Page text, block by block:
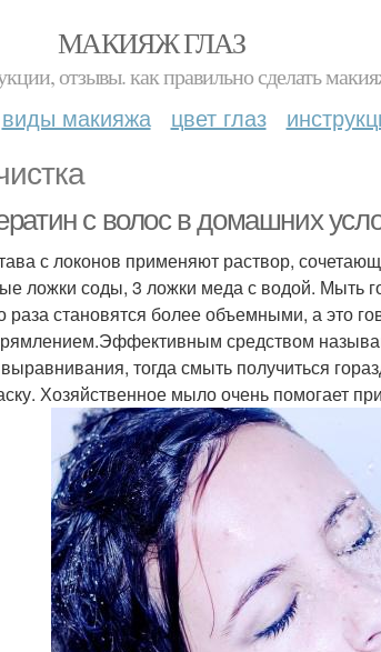
МАКИЯЖ ГЛАЗ
отзывы. как правильно сделать
виды макияжа цвет глаз
с волос в домашних
с локонов применяют раствор,
ложки соды, 3 ложки меда с водой. Мыть
раза становятся более объемными, а это
средством
тогда смыть получиться
Хозяйственное мыло очень помогает